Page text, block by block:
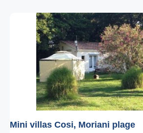
Mini villas Cosi, Moriani plage